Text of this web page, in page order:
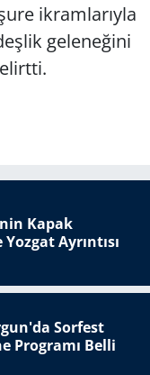
ikramlarıyla
geleneğini
Kapak
Ayrıntısı
Sorfest
Programı Belli